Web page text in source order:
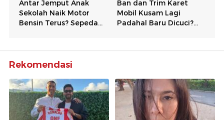
Rekomendasi